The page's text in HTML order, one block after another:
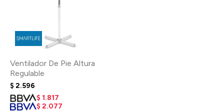
Ventilador De Pie Altura
Regulable
$ 2.596
$ 1.817
$ 2.077